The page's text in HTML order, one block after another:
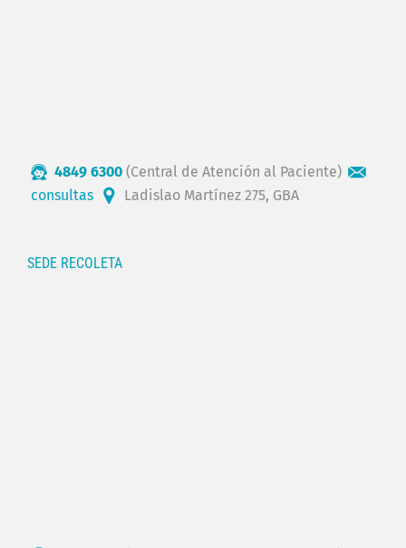
4849 6300 (Central de Atención al Paciente)
consultas
Ladislao Martínez 275, GBA
SEDE RECOLETA